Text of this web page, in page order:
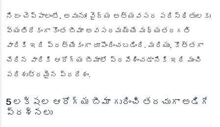
నిజం చెప్పాలంటే, అవును! వైద్య అత్యవసర పరిస్థితులకు
వ్యతిరేకంగా కొంత బీమా అవసరమయ్యే మధ్యతరగతి
వారికి ఇది ప్రత్యేకంగా రూపొందించబడింది. మరియు, కొత్తగా
చేరిన వారికి ఆరోగ్య బీమాలో ప్రవేశించడానికి ఇది మంచి
పరిశుభ్రమైన ప్రదేశం.
5 లక్షల ఆరోగ్య బీమా గురించి తరచుగా అడిగే
ప్రశ్నలు